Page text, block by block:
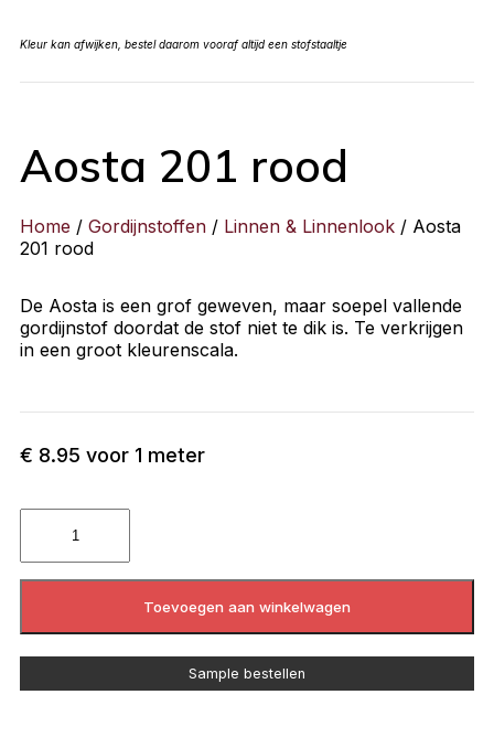
Kleur kan afwijken, bestel daarom vooraf altijd een stofstaaltje
Aosta 201 rood
Home / Gordijnstoffen / Linnen & Linnenlook / Aosta
201 rood
De Aosta is een grof geweven, maar soepel vallende
gordijnstof doordat de stof niet te dik is. Te verkrijgen
in een groot kleurenscala.
€ 8.95 voor 1 meter
Toevoegen aan winkelwagen
Sample bestellen